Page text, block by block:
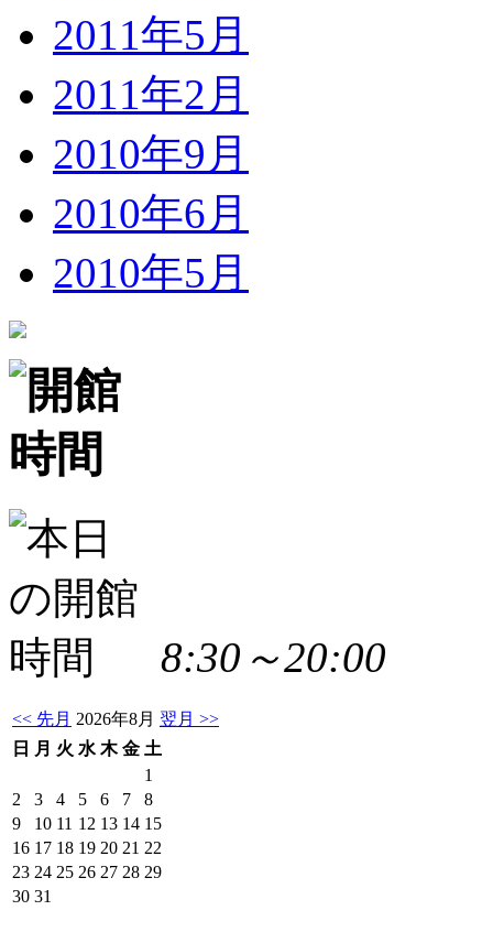
2011年5月
2011年2月
2010年9月
2010年6月
2010年5月
8:30～20:00
<< 先月 2026年8月 翌月 >>
日
月 火 水 木 金 土
1
2
3 4 5 6 7
8
9
10 11 12 13 14 15
16 17 18 19 20 21 22
23 24 25 26 27 28 29
30 31